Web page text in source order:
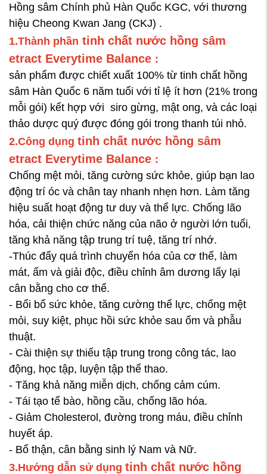
Hồng sâm Chính phủ Hàn Quốc KGC, với thương
hiệu Cheong Kwan Jang (CKJ) .
1.Thành phần tinh chất nước hồng sâm
etract Everytime Balance :
sản phẩm được chiết xuất 100% từ tinh chất hồng
sâm Hàn Quốc 6 năm tuổi với tỉ lệ ít hơn (21% trong
mỗi gói) kết hợp với siro gừng, mật ong, và các loại
thảo dược quý được đóng gói trong thanh túi nhỏ.
2.Công dụng tinh chất nước hồng sâm
etract Everytime Balance :
Chống mệt mỏi, tăng cường sức khỏe, giúp bạn lao
động trí óc và chân tay nhanh nhẹn hơn. Làm tăng
hiệu suất hoạt động tư duy và thể lực. Chống lão
hóa, cải thiện chức năng của não ở người lớn tuổi,
tăng khả năng tập trung trí tuệ, tăng trí nhớ.
-Thúc đẩy quá trình chuyển hóa của cơ thể, làm
mát, ấm và giải độc, điều chỉnh âm dương lấy lại
cân bằng cho cơ thể.
- Bổi bổ sức khỏe, tăng cường thể lực, chống mệt
mỏi, suy kiệt, phục hồi sức khỏe sau ốm và phẫu
thuật.
- Cài thiện sự thiếu tập trung trong công tác, lao
động, học tập, luyện tập thể thao.
- Tăng khả năng miễn dịch, chống cảm cúm.
- Tái tạo tế bào, hồng cầu, chống lão hóa.
- Giảm Cholesterol, đường trong máu, điều chỉnh
huyết áp.
- Bổ thận, cân bằng sinh lý Nam và Nữ.
3.Hướng dẫn sử dụng tinh chất nước hồng